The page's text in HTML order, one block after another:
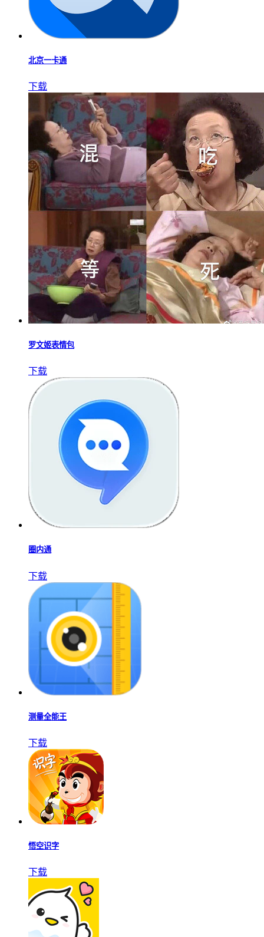
北京一卡通
下载
罗文姬表情包
下载
圈内通
下载
测量全能王
下载
悟空识字
下载